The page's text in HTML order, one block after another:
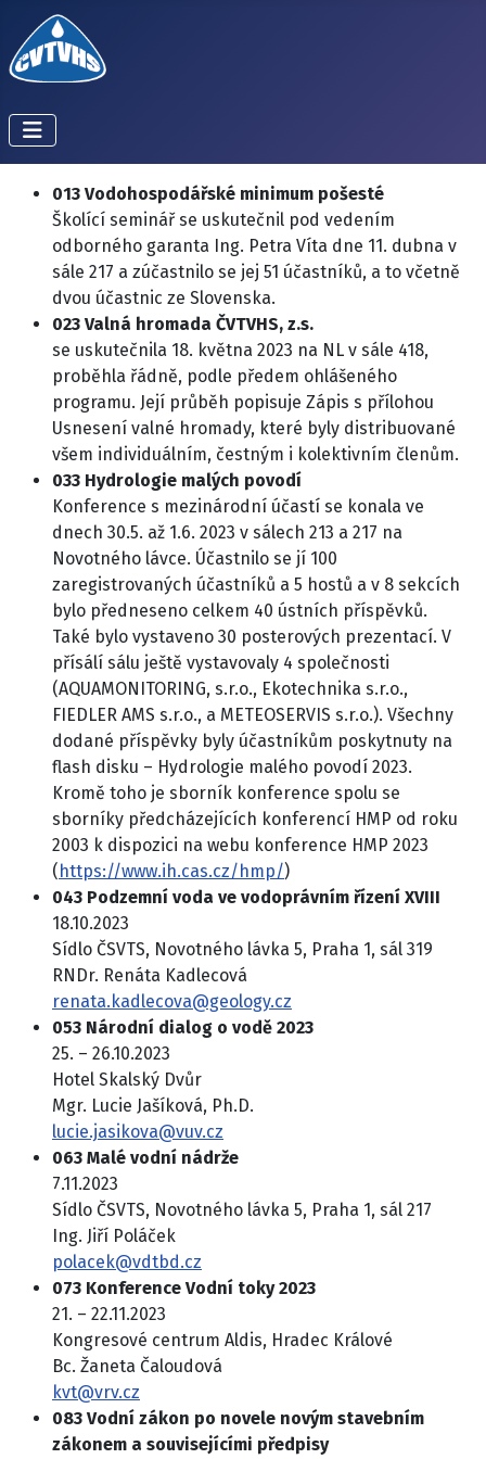
013 Vodohospodářské minimum pošesté
Školící seminář se uskutečnil pod vedením
odborného garanta Ing. Petra Víta dne 11. dubna v
sále 217 a zúčastnilo se jej 51 účastníků, a to včetně
dvou účastnic ze Slovenska.
023 Valná hromada ČVTVHS, z.s.
se uskutečnila 18. května 2023 na NL v sále 418,
proběhla řádně, podle předem ohlášeného
programu. Její průběh popisuje Zápis s přílohou
Usnesení valné hromady, které byly distribuované
všem individuálním, čestným i kolektivním členům.
033 Hydrologie malých povodí
Konference s mezinárodní účastí se konala ve
dnech 30.5. až 1.6. 2023 v sálech 213 a 217 na
Novotného lávce. Účastnilo se jí 100
zaregistrovaných účastníků a 5 hostů a v 8 sekcích
bylo předneseno celkem 40 ústních příspěvků.
Také bylo vystaveno 30 posterových prezentací. V
přísálí sálu ještě vystavovaly 4 společnosti
(AQUAMONITORING, s.r.o., Ekotechnika s.r.o.,
FIEDLER AMS s.r.o., a METEOSERVIS s.r.o.). Všechny
dodané příspěvky byly účastníkům poskytnuty na
flash disku – Hydrologie malého povodí 2023.
Kromě toho je sborník konference spolu se
sborníky předcházejících konferencí HMP od roku
2003 k dispozici na webu konference HMP 2023
(https://www.ih.cas.cz/hmp/)
043 Podzemní voda ve vodoprávním řízení XVIII
18.10.2023
Sídlo ČSVTS, Novotného lávka 5, Praha 1, sál 319
RNDr. Renáta Kadlecová
renata.kadlecova@geology.cz
053 Národní dialog o vodě 2023
25. – 26.10.2023
Hotel Skalský Dvůr
Mgr. Lucie Jašíková, Ph.D.
lucie.jasikova@vuv.cz
063 Malé vodní nádrže
7.11.2023
Sídlo ČSVTS, Novotného lávka 5, Praha 1, sál 217
Ing. Jiří Poláček
polacek@vdtbd.cz
073 Konference Vodní toky 2023
21. – 22.11.2023
Kongresové centrum Aldis, Hradec Králové
Bc. Žaneta Čaloudová
kvt@vrv.cz
083 Vodní zákon po novele novým stavebním
zákonem a souvisejícími předpisy